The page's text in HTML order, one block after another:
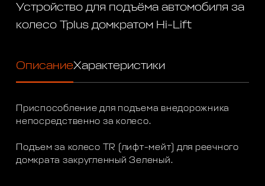
Устройство для подъёма автомобиля за
колесо Tplus домкратом Hi-Lift
ОписаниеХарактеристики
Приспособление для подъема внедорожника
непосредственно за колесо.
Подъем за колесо TR (лифт-мейт) для реечного
домкрата закругленный Зеленый.